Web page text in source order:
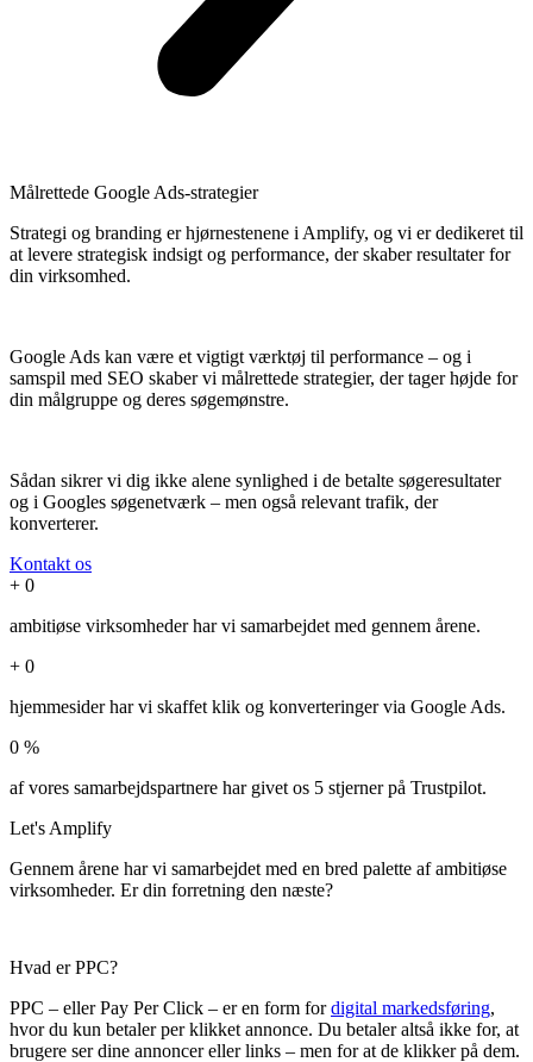
Målrettede Google Ads-strategier
Strategi og branding er hjørnestenene i Amplify, og vi er dedikeret til
at levere strategisk indsigt og performance, der skaber resultater for
din virksomhed.
Google Ads kan være et vigtigt værktøj til performance – og i
samspil med SEO skaber vi målrettede strategier, der tager højde for
din målgruppe og deres søgemønstre.
Sådan sikrer vi dig ikke alene synlighed i de betalte søgeresultater
og i Googles søgenetværk – men også relevant trafik, der
konverterer.
Kontakt os
+ 0
ambitiøse virksomheder har vi samarbejdet med gennem årene.
+ 0
hjemmesider har vi skaffet klik og konverteringer via Google Ads.
0 %
af vores samarbejdspartnere har givet os 5 stjerner på Trustpilot.
Let's Amplify
Gennem årene har vi samarbejdet med en bred palette af ambitiøse
virksomheder. Er din forretning den næste?
Hvad er PPC?
PPC – eller Pay Per Click – er en form fordigital markedsføring,
hvor du kun betaler per klikket annonce. Du betaler altså ikke for, at
brugere ser dine annoncer eller links – men for at de klikker på dem.